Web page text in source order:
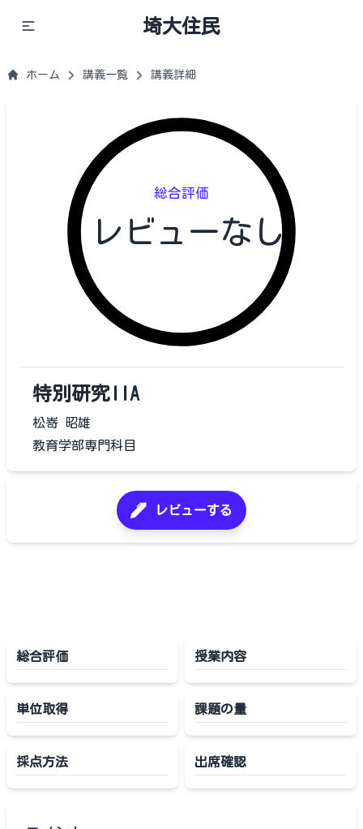
埼大住民
ホーム 講義一覧 講義詳細
総合評価
レビューなし
特別研究IIA
松嵜 昭雄
教育学部専門科目
レビューする
総合評価 授業内容
単位取得 課題の量
採点方法 出席確認